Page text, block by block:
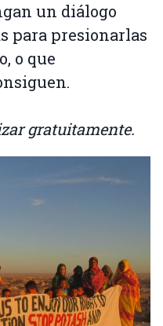
un diálogo
para presionarlas
o que
gratuitamente.